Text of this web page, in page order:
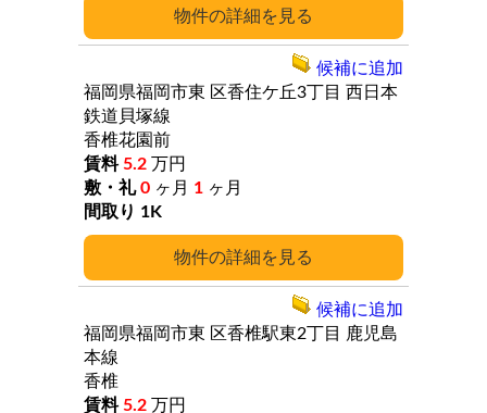
詳細
詳細
福岡県福岡市東 区香住ケ丘3丁目 西日本
鉄道貝塚線
香椎花園前
5.2 万円
0 ヶ月 1 ヶ月
1K
候補に追加
福岡県福岡市東 区香椎駅東2丁目
鹿児島
本線
香椎
5.2 万円
候補に追加